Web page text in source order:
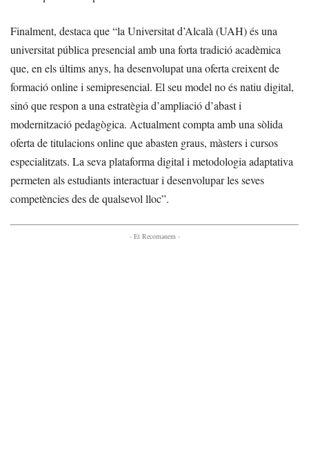
Finalment, destaca que “la Universitat d’Alcalà (UAH) és una
universitat pública presencial amb una forta tradició acadèmica
que, en els últims anys, ha desenvolupat una oferta creixent de
formació online i semipresencial. El seu model no és natiu digital,
sinó que respon a una estratègia d’ampliació d’abast i
modernització pedagògica. Actualment compta amb una sòlida
oferta de titulacions online que abasten graus, màsters i cursos
especialitzats. La seva plataforma digital i metodologia adaptativa
permeten als estudiants interactuar i desenvolupar les seves
competències des de qualsevol lloc”.
- Et Recomanem -